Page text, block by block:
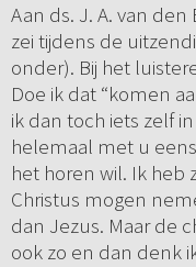
Aan ds. J. A. van
zei tijdens de
onder). Bij het
Doe ik dat “komen
ik dan toch iets zelf
helemaal met u
het horen wil. Ik heb
Christus mogen
dan Jezus. Maar de
ook zo en dan denk